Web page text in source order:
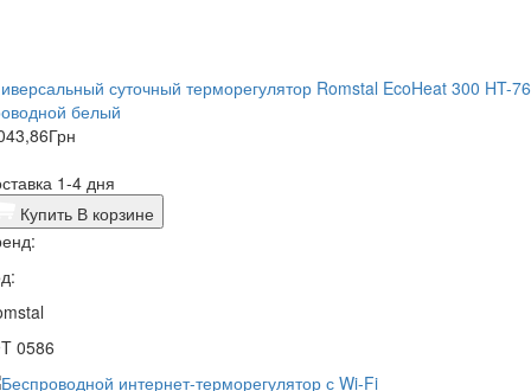
суточный терморегулятор Romstal EcoHeat 300 HT-76
белый
Грн
1-4 дня
Купить В корзине
0586